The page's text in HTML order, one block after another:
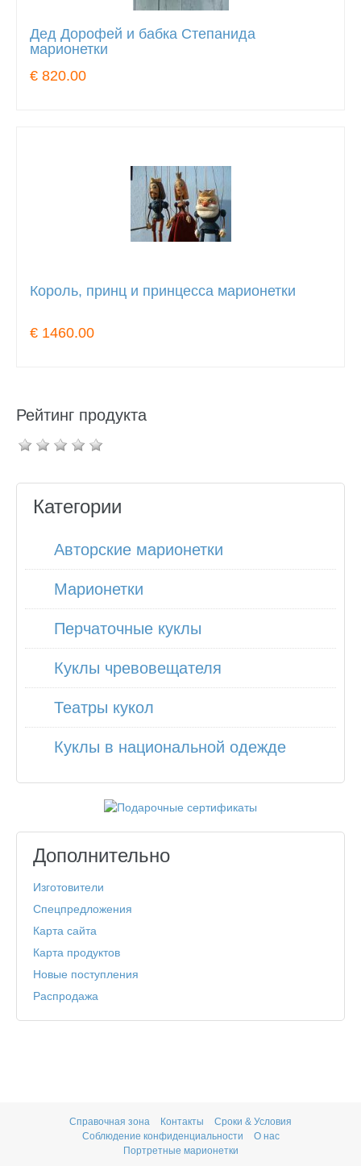
Дед Дорофей и бабка Степанида
марионетки
€ 820.00
Король, принц и принцесса марионетки
€ 1460.00
Рейтинг продукта
Категории
Авторские марионетки
Марионетки
Перчаточные куклы
Куклы чревовещателя
Театры кукол
Куклы в национальной одежде
Дополнительно
Изготовители
Спецпредложения
Карта сайта
Карта продуктов
Новые поступления
Распродажа
Справочная зона Контакты
Сроки & Условия
Соблюдение конфиденциальности
О нас
Портретные марионетки